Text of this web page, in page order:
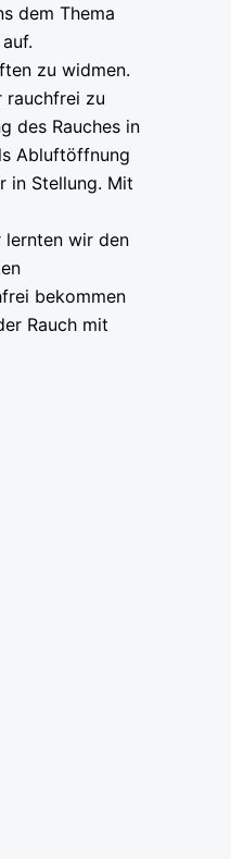
dem Thema
zu widmen.
rauchfrei zu
des Rauches in
Abluftöffnung
in Stellung. Mit
lernten wir den
bekommen
Rauch mit